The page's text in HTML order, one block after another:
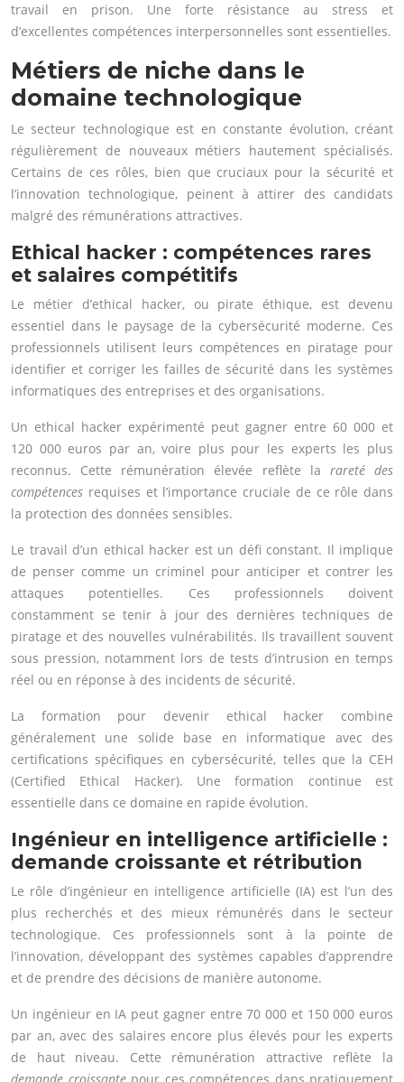
travail en prison. Une forte résistance au stress et
d’excellentes compétences interpersonnelles sont essentielles.
Métiers de niche dans le
domaine technologique
Le secteur technologique est en constante évolution, créant
régulièrement de nouveaux métiers hautement spécialisés.
Certains de ces rôles, bien que cruciaux pour la sécurité et
l’innovation technologique, peinent à attirer des candidats
malgré des rémunérations attractives.
Ethical hacker : compétences rares
et salaires compétitifs
Le métier d’ethical hacker, ou pirate éthique, est devenu
essentiel dans le paysage de la cybersécurité moderne. Ces
professionnels utilisent leurs compétences en piratage pour
identifier et corriger les failles de sécurité dans les systèmes
informatiques des entreprises et des organisations.
Un ethical hacker expérimenté peut gagner entre 60 000 et
120 000 euros par an, voire plus pour les experts les plus
reconnus. Cette rémunération élevée reflète la rareté des
compétences requises et l’importance cruciale de ce rôle dans
la protection des données sensibles.
Le travail d’un ethical hacker est un défi constant. Il implique
de penser comme un criminel pour anticiper et contrer les
attaques potentielles. Ces professionnels doivent
constamment se tenir à jour des dernières techniques de
piratage et des nouvelles vulnérabilités. Ils travaillent souvent
sous pression, notamment lors de tests d’intrusion en temps
réel ou en réponse à des incidents de sécurité.
La formation pour devenir ethical hacker combine
généralement une solide base en informatique avec des
certifications spécifiques en cybersécurité, telles que la CEH
(Certified Ethical Hacker). Une formation continue est
essentielle dans ce domaine en rapide évolution.
Ingénieur en intelligence artificielle :
demande croissante et rétribution
Le rôle d’ingénieur en intelligence artificielle (IA) est l’un des
plus recherchés et des mieux rémunérés dans le secteur
technologique. Ces professionnels sont à la pointe de
l’innovation, développant des systèmes capables d’apprendre
et de prendre des décisions de manière autonome.
Un ingénieur en IA peut gagner entre 70 000 et 150 000 euros
par an, avec des salaires encore plus élevés pour les experts
de haut niveau. Cette rémunération attractive reflète la